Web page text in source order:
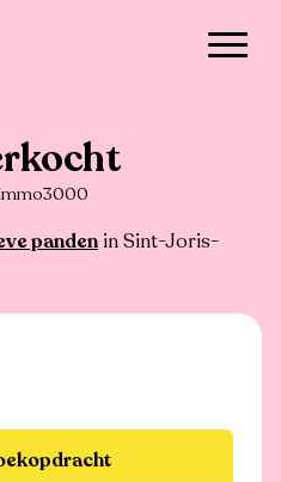
panden in Sint-Joris-